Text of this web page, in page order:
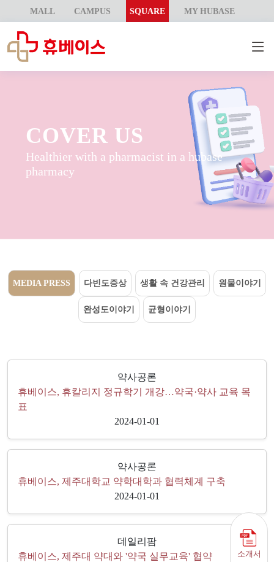
MALL CAMPUS SQUARE MY HUBASE
COVER US
Healthier with a pharmacist in a hubase
pharmacy
MEDIA PRESS 다빈도증상 생활 속 건강관리 원물이야기
완성도이야기 균형이야기
약사공론
휴베이스, 휴칼리지 정규학기 개강…약국·약사 교육 목
표
2024-01-01
약사공론
휴베이스, 제주대학교 약학대학과 협력체계 구축
2024-01-01
데일리팜
휴베이스, 제주대 약대와 '약국 실무교육' 협약
소개서